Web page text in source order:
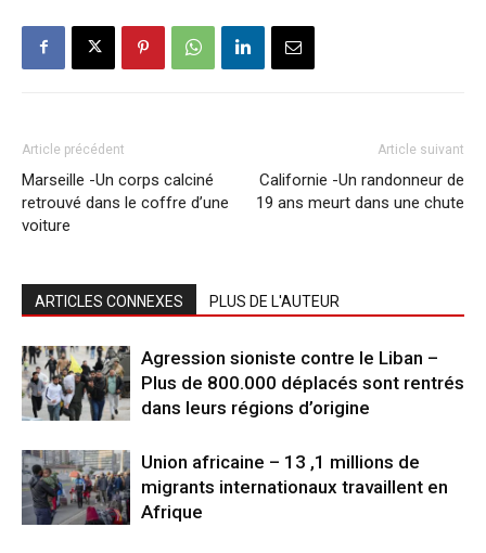
Article précédent
Marseille -Un corps calciné
retrouvé dans le coffre d’une
voiture
Article suivant
Californie -Un randonneur de
19 ans meurt dans une chute
ARTICLES CONNEXES PLUS DE L'AUTEUR
Agression sioniste contre le Liban –
Plus de 800.000 déplacés sont rentrés
dans leurs régions d’origine
Union africaine – 13 ,1 millions de
migrants internationaux travaillent en
Afrique